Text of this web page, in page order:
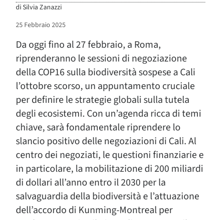
diSilvia Zanazzi
25 Febbraio 2025
Da oggi fino al 27 febbraio, a Roma,
riprenderanno le sessioni di negoziazione
della COP16 sulla biodiversità sospese a Cali
l’ottobre scorso, un appuntamento cruciale
per definire le strategie globali sulla tutela
degli ecosistemi. Con un’agenda ricca di temi
chiave, sarà fondamentale riprendere lo
slancio positivo delle negoziazioni di Cali. Al
centro dei negoziati, le questioni finanziarie e
in particolare, la mobilitazione di 200 miliardi
di dollari all’anno entro il 2030 per la
salvaguardia della biodiversità e l’attuazione
dell’accordo di Kunming-Montreal per